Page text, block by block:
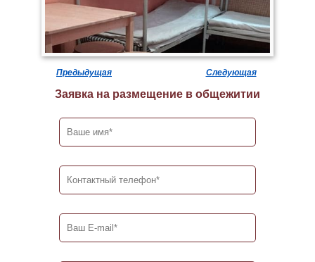
Предыдущая Следующая
Заявка на размещение в общежитии